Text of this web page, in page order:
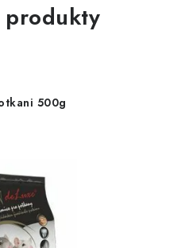
produkty
500g